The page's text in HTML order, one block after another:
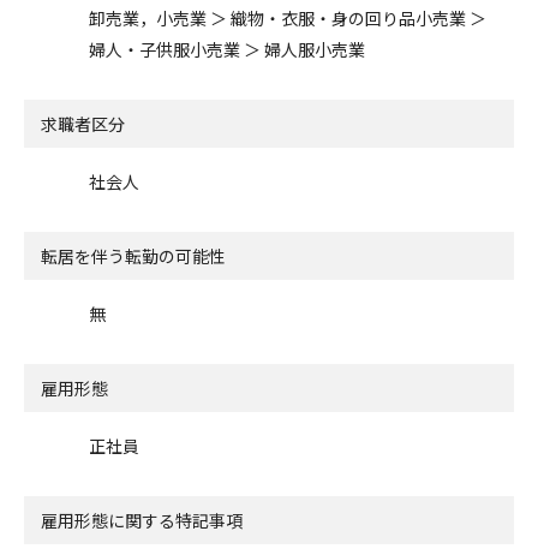
卸売業，小売業 ＞ 織物・衣服・身の回り品小売業 ＞
婦人・子供服小売業 ＞ 婦人服小売業
求職者区分
社会人
転居を伴う転勤の可能性
無
雇用形態
正社員
雇用形態に関する特記事項